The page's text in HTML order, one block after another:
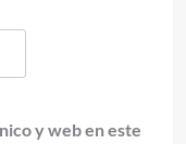
y web en este